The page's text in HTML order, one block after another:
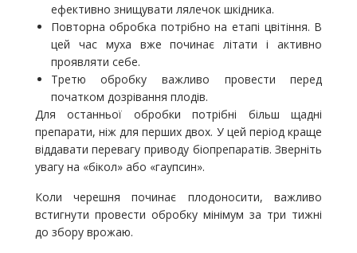
ефективно знищувати лялечок шкідника.
Повторна обробка потрібно на етапі цвітіння. В
цей час муха вже починає літати і активно
проявляти себе.
Третю обробку важливо провести перед
початком дозрівання плодів.
Для останньої обробки потрібні більш щадні
препарати, ніж для перших двох. У цей період краще
віддавати перевагу приводу біопрепаратів. Зверніть
увагу на «бікол» або «гаупсин».
Коли черешня починає плодоносити, важливо
встигнути провести обробку мінімум за три тижні
до збору врожаю.